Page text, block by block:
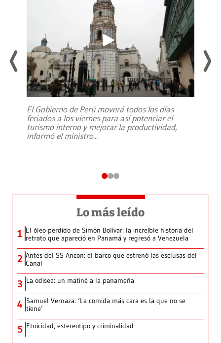
El Gobierno de Perú moverá todos los días
feriados a los viernes para así potenciar el
turismo interno y mejorar la productividad,
informó el ministro...
Lo más leído
1 El óleo perdido de Simón Bolívar: la increíble historia del
retrato que apareció en Panamá y regresó a Venezuela
2 Antes del SS Ancon: el barco que estrenó las esclusas del
Canal
3 La odisea: un matiné a la panameña
4 Samuel Vernaza: ‘La comida más cara es la que no se
tiene’
5 Etnicidad, estereotipo y criminalidad